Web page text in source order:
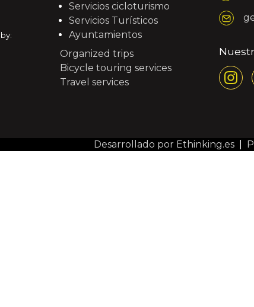
Servicios cicloturismo
Servicios Turísticos
Ayuntamientos
Organized trips
Bicycle touring services
Travel services
Desarrollado por Ethinking.es